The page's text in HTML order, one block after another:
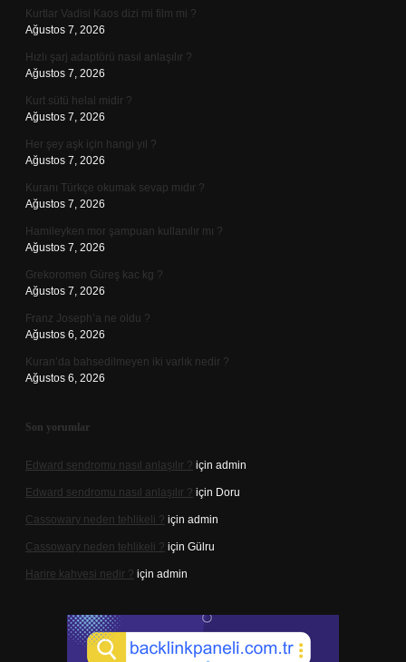
Kurtlar Vadisi Kaos dizi mi film mi ?
Ağustos 7, 2026
Hızlı şarj adaptörü nasıl anlaşılır ?
Ağustos 7, 2026
Kurt sütü helal midir ?
Ağustos 7, 2026
Her şey aşk için hangi yıl ?
Ağustos 7, 2026
Kuranı Türkçe okumak sevap mıdır ?
Ağustos 7, 2026
Hamileyken mor şampuan kullanılır mı ?
Ağustos 7, 2026
Grekoromen Güreş kac kg ?
Ağustos 7, 2026
Franz Joseph’a ne oldu ?
Ağustos 6, 2026
Kuran’da bahsedilmeyen iki varlık nedir ?
Ağustos 6, 2026
Son yorumlar
Edward sendromu nasıl anlaşılır ? için admin
Edward sendromu nasıl anlaşılır ? için Doru
Cassowary neden tehlikeli ? için admin
Cassowary neden tehlikeli ? için Gülru
Harire kahvesi nedir ? için admin